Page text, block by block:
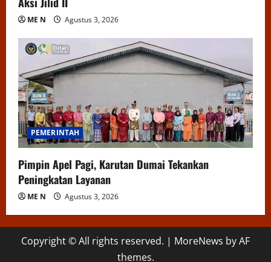
ME N Agustus 3, 2026
PEMERINTAH
Pimpin Apel Pagi, Karutan Dumai Tekankan
Peningkatan Layanan
ME N Agustus 3, 2026
Copyright © All rights reserved. | MoreNews by AF
themes.